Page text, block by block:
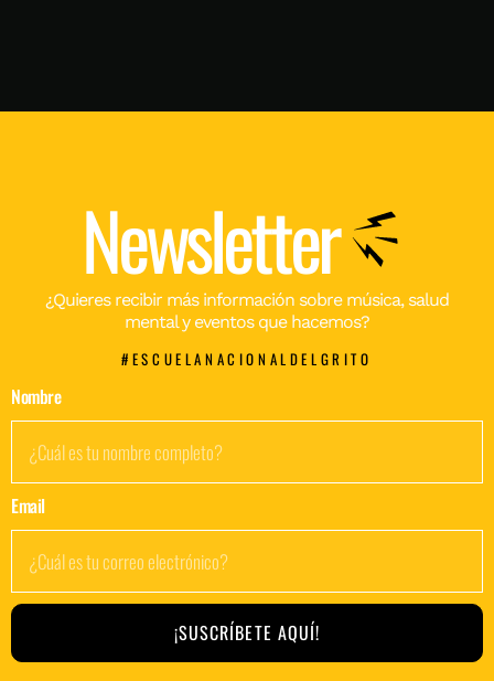
Newsletter
¿Quieres recibir más información sobre música, salud
mental y eventos que hacemos?
#ESCUELANACIONALDELGRITO
Nombre
Email
¡SUSCRÍBETE AQUÍ!